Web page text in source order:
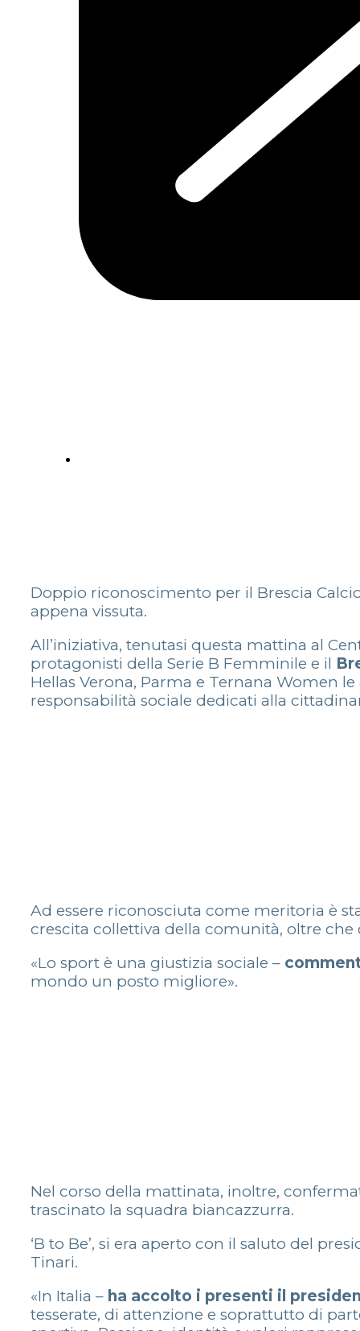
Doppio riconoscimento per il Brescia
appena vissuta.
All’iniziativa, tenutasi questa mattina al
protagonisti della Serie B Femminile e il
Hellas Verona, Parma e Ternana Women
responsabilità sociale dedicati alla
Ad essere riconosciuta come meritoria è
crescita collettiva della comunità, oltre che
«Lo sport è una giustizia sociale –
mondo un posto migliore».
Nel corso della mattinata, inoltre,
trascinato la squadra biancazzurra.
‘B to Be’, si era aperto con il saluto del
Tinari.
«In Italia – ha accolto i presenti il
tesserate, di attenzione e soprattutto di